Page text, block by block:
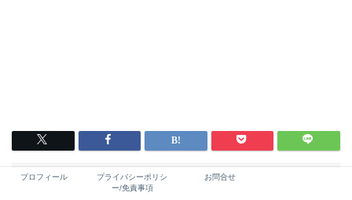
HOME 料理の種類
ホットクックレシピ
ホットクックで作る大きなドームケーキ【母の日にもぴったり】
プロフィール
プライバシーポリシ
ー/免責事項
お問合せ